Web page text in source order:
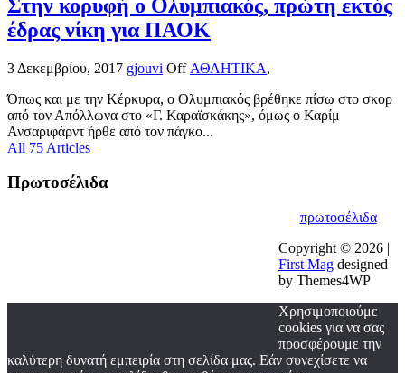
Στην κορυφή ο Ολυμπιακός, πρώτη εκτός
έδρας νίκη για ΠΑΟΚ
3 Δεκεμβρίου, 2017 gjouvi Off ΑΘΛΗΤΙΚΑ,
Όπως και με την Κέρκυρα, ο Ολυμπιακός βρέθηκε πίσω στο σκορ
από τον Απόλλωνα στο «Γ. Καραϊσκάκης», όμως ο Καρίμ
Ανσαριφάρντ ήρθε από τον πάγκο...
All 75 Articles
Πρωτοσέλιδα
πρωτοσέλιδα
Copyright © 2026 |
First Mag designed
by Themes4WP
Χρησιμοποιούμε
cookies για να σας
προσφέρουμε την
καλύτερη δυνατή εμπειρία στη σελίδα μας. Εάν συνεχίσετε να